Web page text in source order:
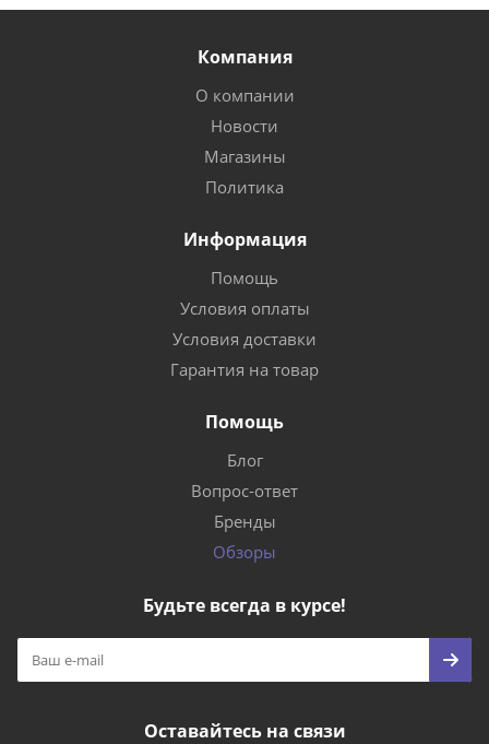
Компания
О компании
Новости
Магазины
Политика
Информация
Помощь
Условия оплаты
Условия доставки
Гарантия на товар
Помощь
Блог
Вопрос-ответ
Бренды
Обзоры
Будьте всегда в курсе!
Оставайтесь на связи